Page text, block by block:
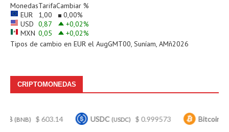
MonedasTarifaCambiar %
EUR
1,00 0,00%
USD 0,87 +0,02%
MXN 0,05 +0,02%
Tipos de cambio en EUR el AugGMT00, Suníam, AMñ2026
CRIPTOMONEDAS
$ 603.14 USDC(USDC) $ 0.999573 Bitcoin(BTC) $